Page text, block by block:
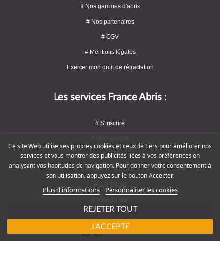
# Nos gammes d'abris
# Nos partenaires
# CGV
# Mentions légales
Exercer mon droit de rétractation
Les services France Abris :
# S'inscrire
# FAQ
# Modes de paiement
Rejoignez-nous !
Ce site Web utilise ses propres cookies et ceux de tiers pour améliorer nos
services et vous montrer des publicités liées à vos préférences en
analysant vos habitudes de navigation. Pour donner votre consentement à
son utilisation, appuyez sur le bouton Accepter.
Plus d'informations Personnaliser les cookies
REJETER TOUT
J'ACCEPTE